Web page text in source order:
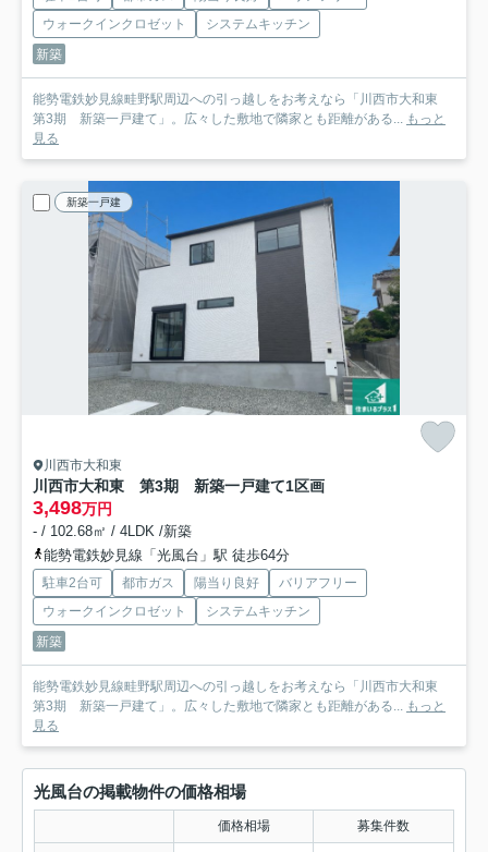
ウォークインクロゼット
システムキッチン
新築
能勢電鉄妙見線畦野駅周辺への引っ越しをお考えなら「川西市大和東
第3期 新築一戸建て」。広々した敷地で隣家とも距離がある... もっと
見る
新築一戸建
川西市大和東
川西市大和東 第3期 新築一戸建て1区画
3,498万円
- / 102.68㎡ / 4LDK /新築
能勢電鉄妙見線「光風台」駅 徒歩64分
駐車2台可 都市ガス 陽当り良好
バリアフリー
ウォークインクロゼット
システムキッチン
新築
能勢電鉄妙見線畦野駅周辺への引っ越しをお考えなら「川西市大和東
第3期 新築一戸建て」。広々した敷地で隣家とも距離がある... もっと
見る
光風台の掲載物件の価格相場
価格相場 募集件数